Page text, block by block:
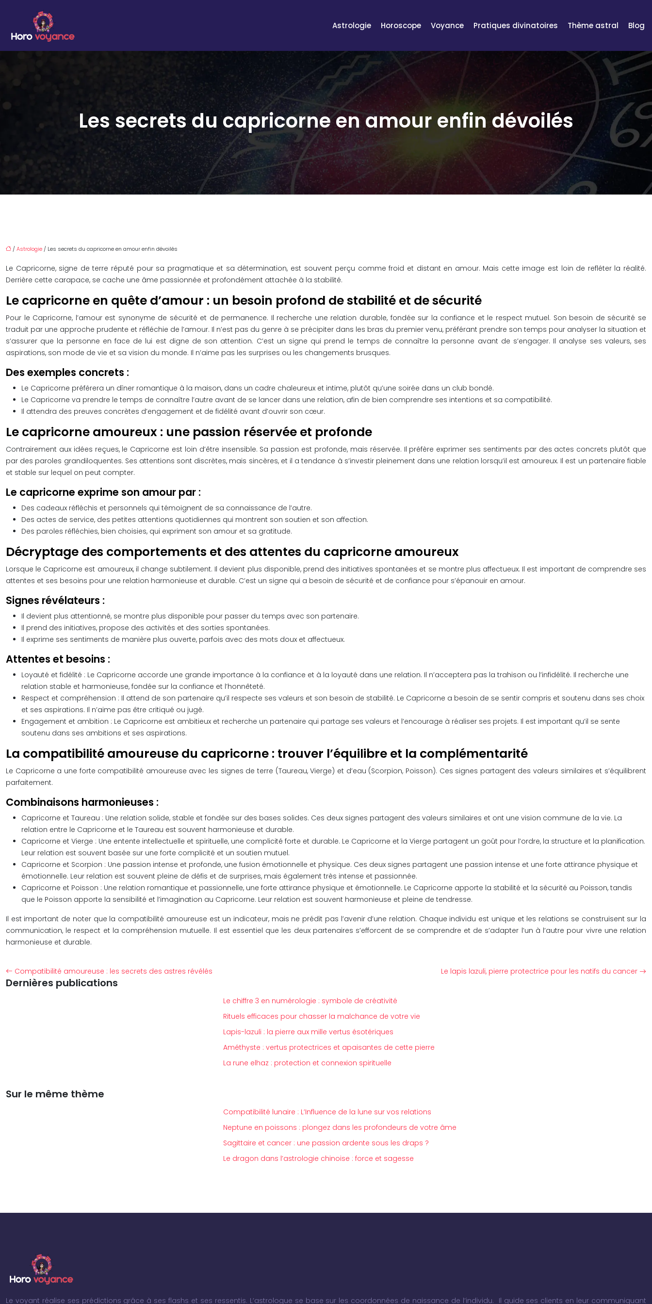
Astrologie Horoscope Voyance Pratiques divinatoires Thème astral Blog
Les secrets du capricorne en amour enfin dévoilés
/Astrologie / Les secrets du capricorne en amour enfin dévoilés
Le Capricorne, signe de terre réputé pour sa pragmatique et sa détermination, est souvent perçu comme froid et distant en amour. Mais cette image est loin de refléter la réalité.
Derrière cette carapace, se cache une âme passionnée et profondément attachée à la stabilité.
Le capricorne en quête d’amour : un besoin profond de stabilité et de sécurité
Pour le Capricorne, l’amour est synonyme de sécurité et de permanence. Il recherche une relation durable, fondée sur la confiance et le respect mutuel. Son besoin de sécurité se
traduit par une approche prudente et réfléchie de l’amour. Il n’est pas du genre à se précipiter dans les bras du premier venu, préférant prendre son temps pour analyser la situation et
s’assurer que la personne en face de lui est digne de son attention. C’est un signe qui prend le temps de connaître la personne avant de s’engager. Il analyse ses valeurs, ses
aspirations, son mode de vie et sa vision du monde. Il n’aime pas les surprises ou les changements brusques.
Des exemples concrets :
Le Capricorne préférera un dîner romantique à la maison, dans un cadre chaleureux et intime, plutôt qu’une soirée dans un club bondé.
Le Capricorne va prendre le temps de connaître l’autre avant de se lancer dans une relation, afin de bien comprendre ses intentions et sa compatibilité.
Il attendra des preuves concrètes d’engagement et de fidélité avant d’ouvrir son cœur.
Le capricorne amoureux : une passion réservée et profonde
Contrairement aux idées reçues, le Capricorne est loin d’être insensible. Sa passion est profonde, mais réservée. Il préfère exprimer ses sentiments par des actes concrets plutôt que
par des paroles grandiloquentes. Ses attentions sont discrètes, mais sincères, et il a tendance à s’investir pleinement dans une relation lorsqu’il est amoureux. Il est un partenaire fiable
et stable sur lequel on peut compter.
Le capricorne exprime son amour par :
Des cadeaux réfléchis et personnels qui témoignent de sa connaissance de l’autre.
Des actes de service, des petites attentions quotidiennes qui montrent son soutien et son affection.
Des paroles réfléchies, bien choisies, qui expriment son amour et sa gratitude.
Décryptage des comportements et des attentes du capricorne amoureux
Lorsque le Capricorne est amoureux, il change subtilement. Il devient plus disponible, prend des initiatives spontanées et se montre plus affectueux. Il est important de comprendre ses
attentes et ses besoins pour une relation harmonieuse et durable. C’est un signe qui a besoin de sécurité et de confiance pour s’épanouir en amour.
Signes révélateurs :
Il devient plus attentionné, se montre plus disponible pour passer du temps avec son partenaire.
Il prend des initiatives, propose des activités et des sorties spontanées.
Il exprime ses sentiments de manière plus ouverte, parfois avec des mots doux et affectueux.
Attentes et besoins :
Loyauté et fidélité : Le Capricorne accorde une grande importance à la confiance et à la loyauté dans une relation. Il n’acceptera pas la trahison ou l’infidélité. Il recherche une
relation stable et harmonieuse, fondée sur la confiance et l’honnêteté.
Respect et compréhension : Il attend de son partenaire qu’il respecte ses valeurs et son besoin de stabilité. Le Capricorne a besoin de se sentir compris et soutenu dans ses choix
et ses aspirations. Il n’aime pas être critiqué ou jugé.
Engagement et ambition : Le Capricorne est ambitieux et recherche un partenaire qui partage ses valeurs et l’encourage à réaliser ses projets. Il est important qu’il se sente
soutenu dans ses ambitions et ses aspirations.
La compatibilité amoureuse du capricorne : trouver l’équilibre et la complémentarité
Le Capricorne a une forte compatibilité amoureuse avec les signes de terre (Taureau, Vierge) et d’eau (Scorpion, Poisson). Ces signes partagent des valeurs similaires et s’équilibrent
parfaitement.
Combinaisons harmonieuses :
Capricorne et Taureau : Une relation solide, stable et fondée sur des bases solides. Ces deux signes partagent des valeurs similaires et ont une vision commune de la vie. La
relation entre le Capricorne et le Taureau est souvent harmonieuse et durable.
Capricorne et Vierge : Une entente intellectuelle et spirituelle, une complicité forte et durable. Le Capricorne et la Vierge partagent un goût pour l’ordre, la structure et la planification.
Leur relation est souvent basée sur une forte complicité et un soutien mutuel.
Capricorne et Scorpion : Une passion intense et profonde, une fusion émotionnelle et physique. Ces deux signes partagent une passion intense et une forte attirance physique et
émotionnelle. Leur relation est souvent pleine de défis et de surprises, mais également très intense et passionnée.
Capricorne et Poisson : Une relation romantique et passionnelle, une forte attirance physique et émotionnelle. Le Capricorne apporte la stabilité et la sécurité au Poisson, tandis
que le Poisson apporte la sensibilité et l’imagination au Capricorne. Leur relation est souvent harmonieuse et pleine de tendresse.
Il est important de noter que la compatibilité amoureuse est un indicateur, mais ne prédit pas l’avenir d’une relation. Chaque individu est unique et les relations se construisent sur la
communication, le respect et la compréhension mutuelle. Il est essentiel que les deux partenaires s’efforcent de se comprendre et de s’adapter l’un à l’autre pour vivre une relation
harmonieuse et durable.
Compatibilité amoureuse : les secrets des astres révélés Le lapis lazuli, pierre protectrice pour les natifs du cancer
Dernières publications
Le chiffre 3 en numérologie : symbole de créativité
Rituels efficaces pour chasser la malchance de votre vie
Lapis-lazuli : la pierre aux mille vertus ésotériques
Améthyste : vertus protectrices et apaisantes de cette pierre
La rune elhaz : protection et connexion spirituelle
Sur le même thème
Compatibilité lunaire : L’Influence de la lune sur vos relations
Neptune en poissons : plongez dans les profondeurs de votre âme
Sagittaire et cancer : une passion ardente sous les draps ?
Le dragon dans l’astrologie chinoise : force et sagesse
Le voyant réalise ses prédictions grâce à ses flashs et ses ressentis. L’astrologue se base sur les coordonnées de naissance de l’individu. Il guide ses clients en leur communiquant